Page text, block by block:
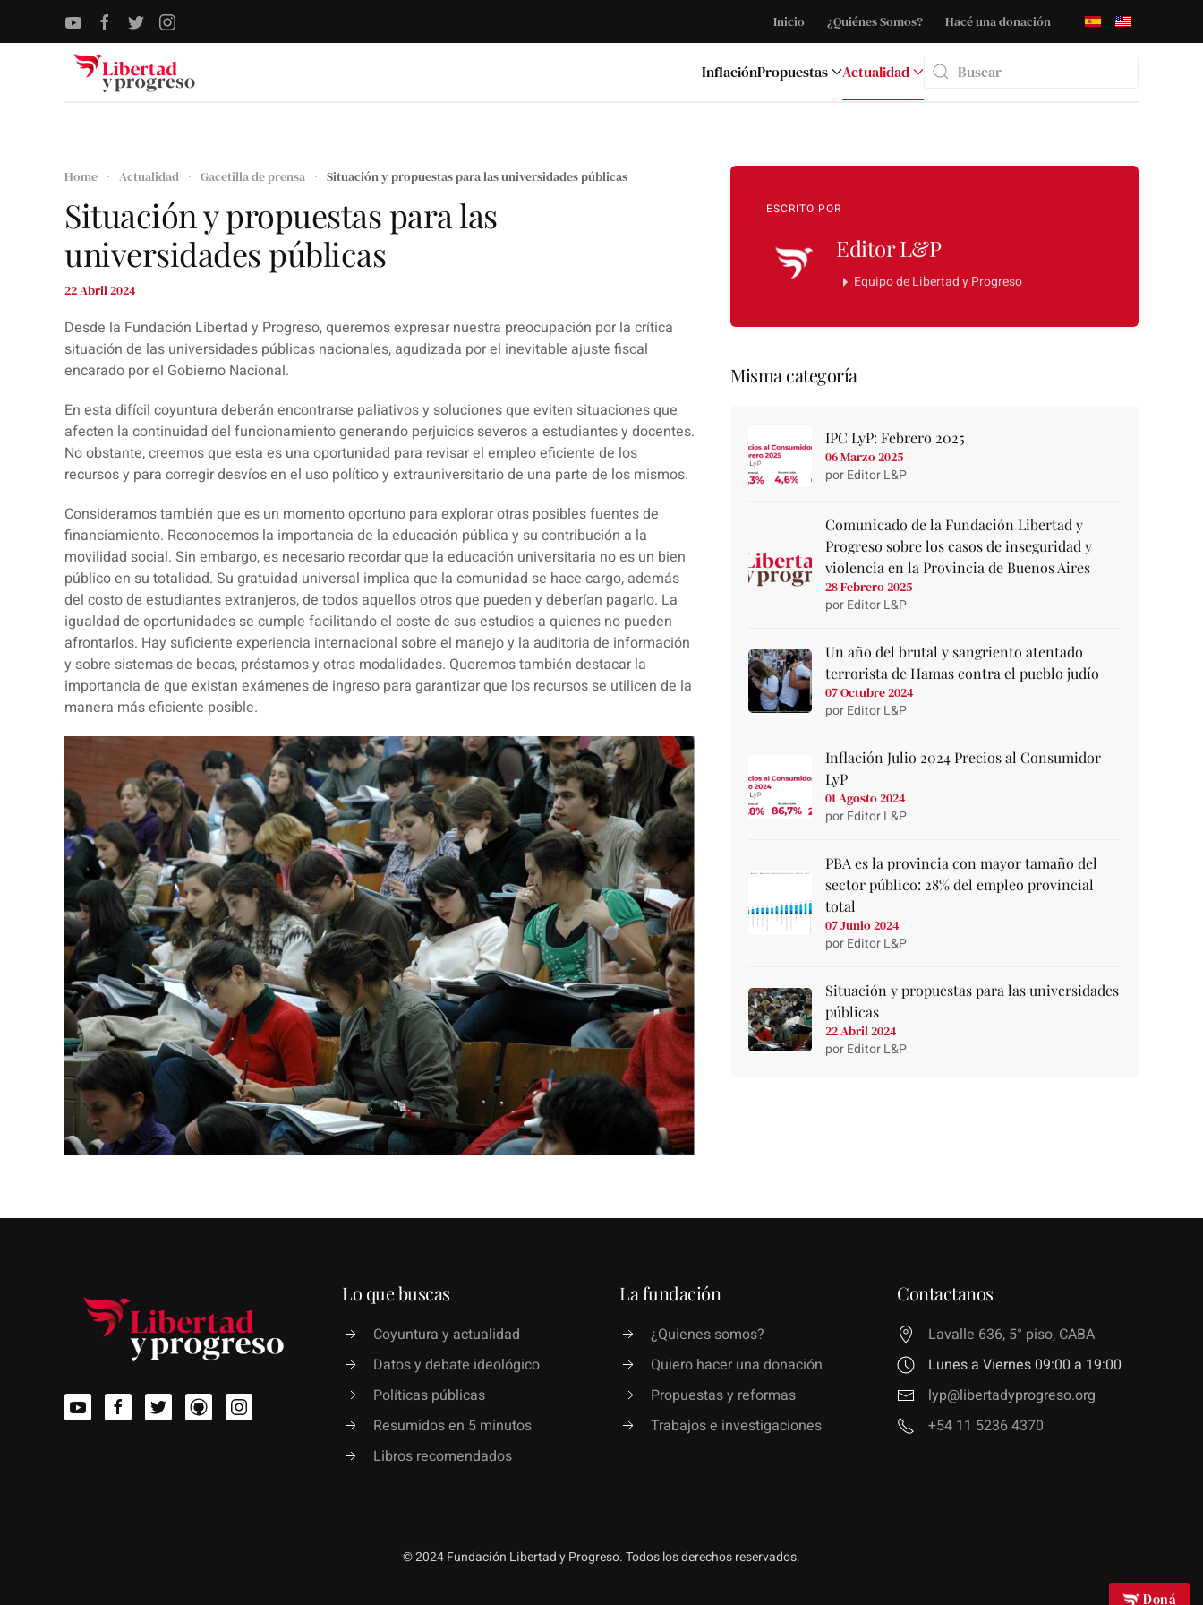
Skip to main content
Inicio ¿Quiénes Somos? Hacé una donación
InflaciónPropuestas
Actualidad
Type 2 or more characters for results.
Home Actualidad Gacetilla de prensa Situación y propuestas para las universidades públicas
Situación y propuestas para las
universidades públicas
22 Abril 2024
Desde la Fundación Libertad y Progreso, queremos expresar nuestra preocupación por la crítica
situación de las universidades públicas nacionales, agudizada por el inevitable ajuste fiscal
encarado por el Gobierno Nacional.
En esta difícil coyuntura deberán encontrarse paliativos y soluciones que eviten situaciones que
afecten la continuidad del funcionamiento generando perjuicios severos a estudiantes y docentes.
No obstante, creemos que esta es una oportunidad para revisar el empleo eficiente de los
recursos y para corregir desvíos en el uso político y extrauniversitario de una parte de los mismos.
Consideramos también que es un momento oportuno para explorar otras posibles fuentes de
financiamiento. Reconocemos la importancia de la educación pública y su contribución a la
movilidad social. Sin embargo, es necesario recordar que la educación universitaria no es un bien
público en su totalidad. Su gratuidad universal implica que la comunidad se hace cargo, además
del costo de estudiantes extranjeros, de todos aquellos otros que pueden y deberían pagarlo. La
igualdad de oportunidades se cumple facilitando el coste de sus estudios a quienes no pueden
afrontarlos. Hay suficiente experiencia internacional sobre el manejo y la auditoria de información
y sobre sistemas de becas, préstamos y otras modalidades. Queremos también destacar la
importancia de que existan exámenes de ingreso para garantizar que los recursos se utilicen de la
manera más eficiente posible.
ESCRITO POR
Editor L&P
Equipo de Libertad y Progreso
Misma categoría
IPC LyP: Febrero 2025
06 Marzo 2025
por Editor L&P
Comunicado de la Fundación Libertad y
Progreso sobre los casos de inseguridad y
violencia en la Provincia de Buenos Aires
28 Febrero 2025
por Editor L&P
Un año del brutal y sangriento atentado
terrorista de Hamas contra el pueblo judío
07 Octubre 2024
por Editor L&P
Inflación Julio 2024 Precios al Consumidor
LyP
01 Agosto 2024
por Editor L&P
PBA es la provincia con mayor tamaño del
sector público: 28% del empleo provincial
total
07 Junio 2024
por Editor L&P
Situación y propuestas para las universidades
públicas
22 Abril 2024
por Editor L&P
Lo que buscas
Coyuntura y actualidad
Datos y debate ideológico
Políticas públicas
Resumidos en 5 minutos
Libros recomendados
La fundación
¿Quienes somos?
Quiero hacer una donación
Propuestas y reformas
Trabajos e investigaciones
Contactanos
Lavalle 636, 5° piso, CABA
Lunes a Viernes 09:00 a 19:00
lyp@libertadyprogreso.org
+54 11 5236 4370
© 2024 Fundación Libertad y Progreso. Todos los derechos reservados.
Doná